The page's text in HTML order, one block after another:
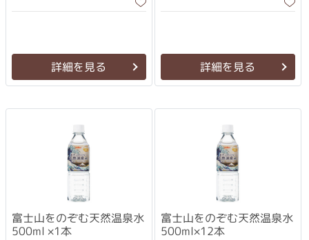
詳細を見る 詳細を見る
富士山をのぞむ天然温泉水
500ml ×1本
富士山をのぞむ天然温泉水
500ml×12本